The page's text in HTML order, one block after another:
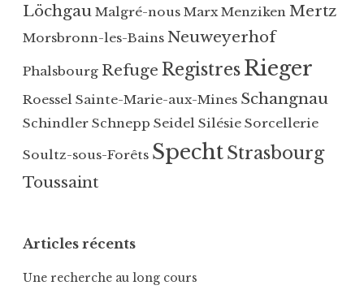
g
o
i
z
e
Löchgau Malgré-nous Marx Menziken Mertz
Morsbronn-les-Bains Neuweyerhof
Phalsbourg Refuge RegistresRieger
Roessel Sainte-Marie-aux-Mines Schangnau
Schindler Schnepp Seidel Silésie Sorcellerie
Soultz-sous-Forêts SpechtStrasbourg
Toussaint
Articles récents
Une recherche au long cours